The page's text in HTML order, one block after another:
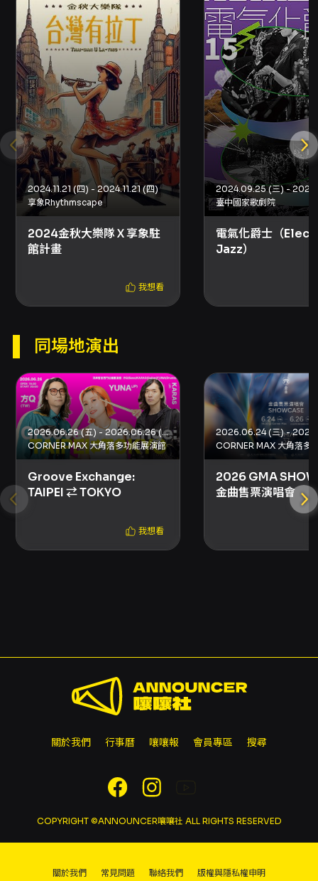
2024.11.21 (四) - 2024.11.21 (四)
享象Rhythmscape
2024金秋大樂隊Ｘ享象駐
館計畫
我想看
臺中國家歌劇院
電氣化爵士（
Jazz）
同場地演出
2026.06.26 (五) - 2026.06.26 (五)
CORNER MAX 大角落多功能展演館
Groove Exchange:
TAIPEI ⇄ TOKYO
我想看
CORNER MAX 大角落多
2026 GMA
金曲售票演唱會
關於我們 行事曆 嚷嚷報 會員專區 搜尋
COPYRIGHT ©ANNOUNCER嚷嚷社 ALL RIGHTS RESERVED
關於我們 常見問題 聯絡我們 版權與隱私權申明